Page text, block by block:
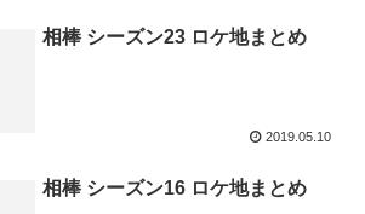
相棒 シーズン23 ロケ地まとめ
2019.05.10
相棒 シーズン16 ロケ地まとめ